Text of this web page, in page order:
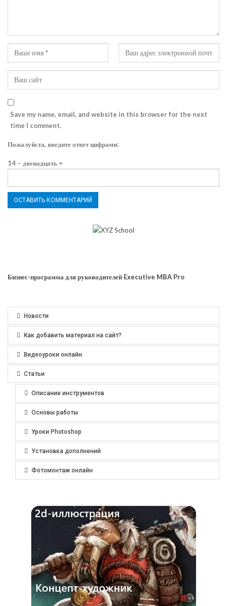
Save my name, email, and website in this browser for the next
time I comment.
Пожалуйста, введите ответ цифрами:
14 − двенадцать =
Бизнес-программа для руководителей Executive MBA Pro
Новости
Как добавить материал на сайт?
Видеоуроки онлайн
Статьи
Описание инструментов
Основы работы
Уроки Photoshop
Установка дополнений
Фотомонтаж онлайн